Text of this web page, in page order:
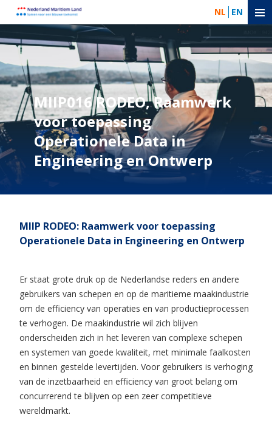
NL EN
MIIP016 RODEO, Raamwerk
voor toepassing
Operationele Data in
Engineering en Ontwerp
MIIP RODEO: Raamwerk voor toepassing
Operationele Data in Engineering en Ontwerp
Er staat grote druk op de Nederlandse reders en andere
gebruikers van schepen en op de maritieme maakindustrie
om de efficiency van operaties en van productieprocessen
te verhogen. De maakindustrie wil zich blijven
onderscheiden zich in het leveren van complexe schepen
en systemen van goede kwaliteit, met minimale faalkosten
en binnen gestelde levertijden. Voor gebruikers is verhoging
van de inzetbaarheid en efficiency van groot belang om
concurrerend te blijven op een zeer competitieve
wereldmarkt.